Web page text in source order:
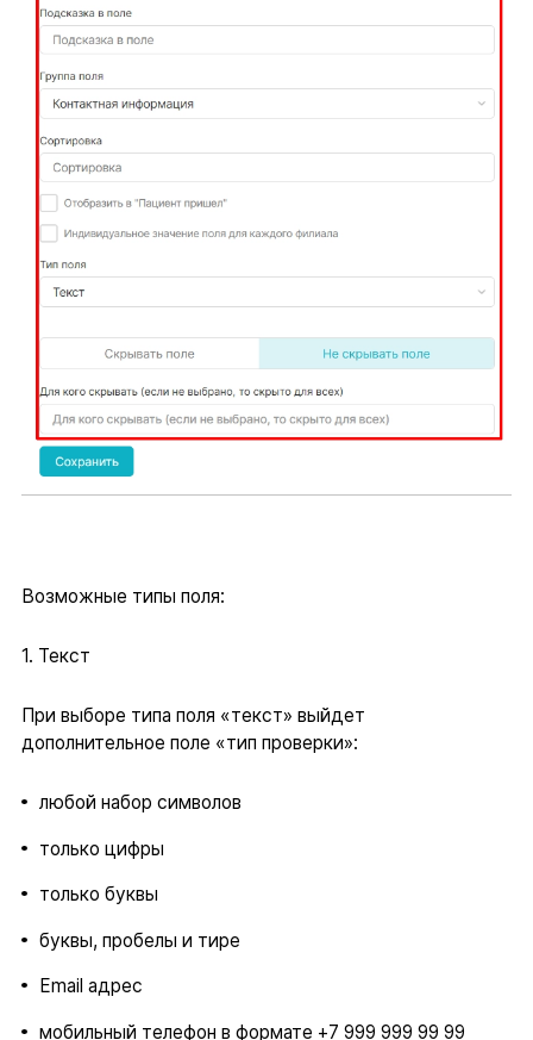
Возможные типы поля:
1. Текст
При выборе типа поля «текст» выйдет
дополнительное поле «тип проверки»:
любой набор символов
только цифры
только буквы
буквы, пробелы и тире
Email адрес
мобильный телефон в формате +7 999 999 99 99